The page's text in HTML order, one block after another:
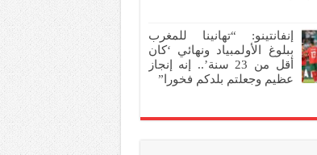
إنفانتينو: “تهانينا للمغرب
ببلوغ الأولمبياد ونهائي ‘كان
أقل من 23 سنة’.. إنه إنجاز
عظيم وجعلتم بلدكم فخورا”